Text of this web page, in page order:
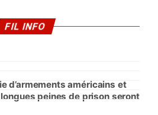
FIL INFO
d’armements américains et
peines de prison seront